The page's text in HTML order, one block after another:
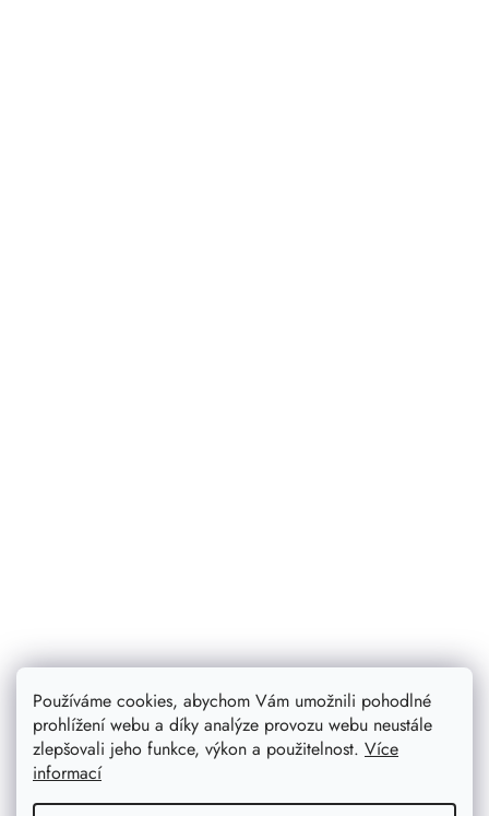
Používáme cookies, abychom Vám umožnili pohodlné
prohlížení webu a díky analýze provozu webu neustále
zlepšovali jeho funkce, výkon a použitelnost. Více
informací